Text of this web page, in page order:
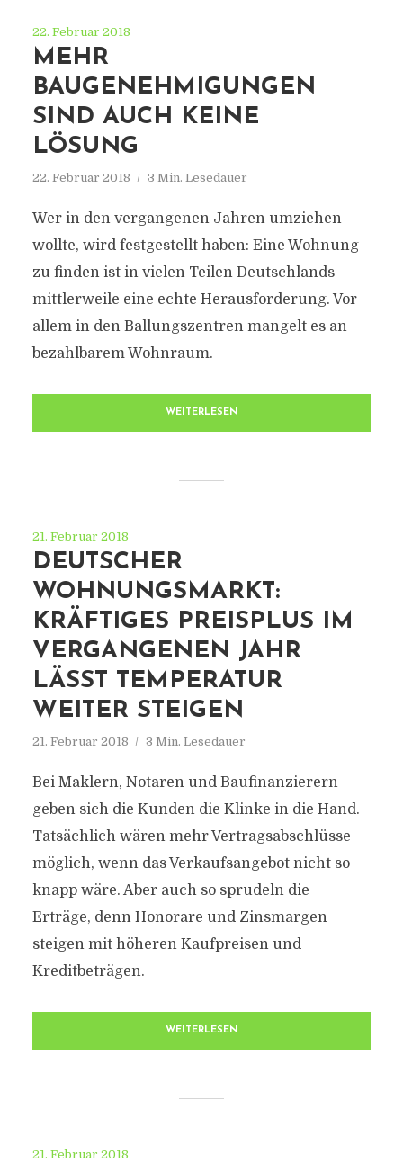
DRESDEN-UNIPRESS.COM
Alle Informationen rund um Dresden
22. Februar 2018
MEHR
BAUGENEHMIGUNGEN
SIND AUCH KEINE
LÖSUNG
22. Februar 2018 3 Min. Lesedauer
Wer in den vergangenen Jahren umziehen
wollte, wird festgestellt haben: Eine Wohnung
zu finden ist in vielen Teilen Deutschlands
mittlerweile eine echte Herausforderung. Vor
allem in den Ballungszentren mangelt es an
bezahlbarem Wohnraum.
WEITERLESEN
21. Februar 2018
DEUTSCHER
WOHNUNGSMARKT:
KRÄFTIGES PREISPLUS IM
VERGANGENEN JAHR
LÄSST TEMPERATUR
WEITER STEIGEN
21. Februar 2018 3 Min. Lesedauer
Bei Maklern, Notaren und Baufinanzierern
geben sich die Kunden die Klinke in die Hand.
Tatsächlich wären mehr Vertragsabschlüsse
möglich, wenn das Verkaufsangebot nicht so
knapp wäre. Aber auch so sprudeln die
Erträge, denn Honorare und Zinsmargen
steigen mit höheren Kaufpreisen und
Kreditbeträgen.
WEITERLESEN
21. Februar 2018